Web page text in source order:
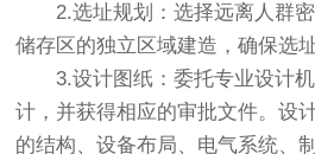
2.选址规划：选择远离人群密
储存区的独立区域建造，确保选
3.设计图纸：委托专业设计机
计，并获得相应的审批文件。设
的结构、设备布局、电气系统、